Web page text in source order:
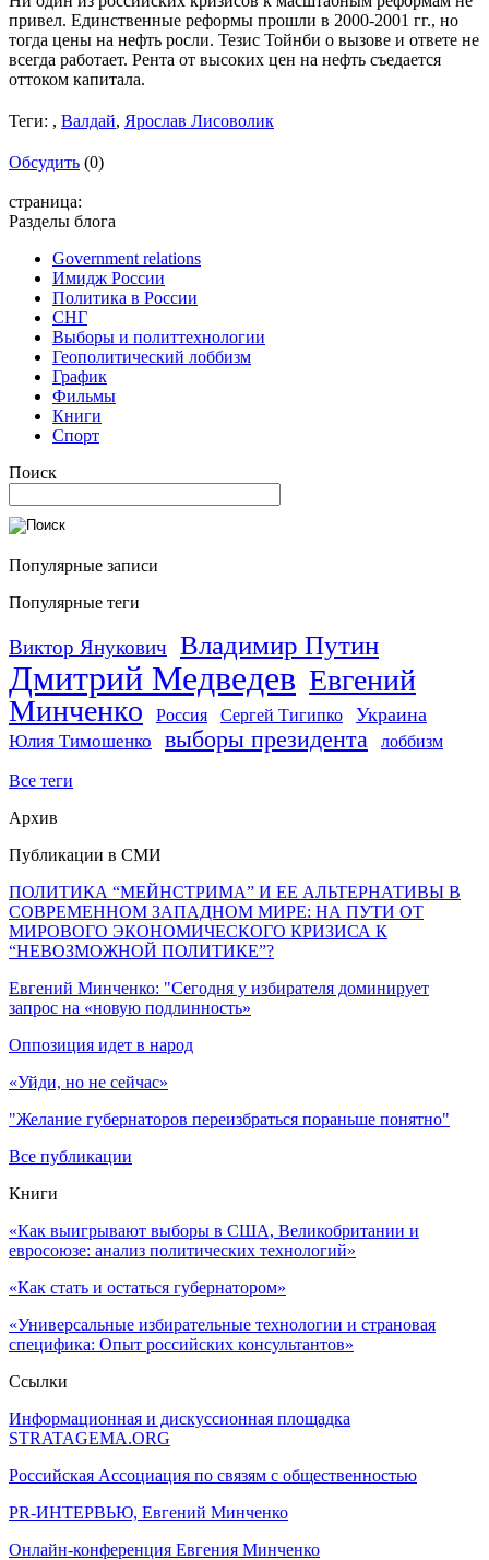
привел. Единственные реформы прошли в 2000-2001 гг., но
тогда цены на нефть росли. Тезис Тойнби о вызове и ответе не
всегда работает. Рента от высоких цен на нефть съедается
оттоком капитала.
Теги: , Валдай, Ярослав Лисоволик
Обсудить (0)
страница:
Разделы блога
Government relations
Имидж России
Политика в России
СНГ
Выборы и политтехнологии
Геополитический лоббизм
График
Фильмы
Книги
Спорт
Поиск
Популярные записи
Популярные теги
Виктор Янукович Владимир Путин
Дмитрий Медведев Евгений
Минченко
Россия Сергей Тигипко Украина
Юлия Тимошенко выборы президента лоббизм
Все теги
Архив
Публикации в СМИ
ПОЛИТИКА “МЕЙНСТРИМА” И ЕЕ АЛЬТЕРНАТИВЫ В
СОВРЕМЕННОМ ЗАПАДНОМ МИРЕ: НА ПУТИ ОТ
МИРОВОГО ЭКОНОМИЧЕСКОГО КРИЗИСА К
“НЕВОЗМОЖНОЙ ПОЛИТИКЕ”?
Евгений Минченко: "Сегодня у избирателя доминирует
запрос на «новую подлинность»
Оппозиция идет в народ
«Уйди, но не сейчас»
"Желание губернаторов переизбраться пораньше понятно"
Все публикации
Книги
«Как выигрывают выборы в США, Великобритании и
евросоюзе: анализ политических технологий»
«Как стать и остаться губернатором»
«Универсальные избирательные технологии и страновая
специфика: Опыт российских консультантов»
Ссылки
Информационная и дискуссионная площадка
STRATAGEMA.ORG
Российская Ассоциация по связям с общественностью
PR-ИНТЕРВЬЮ, Евгений Минченко
Онлайн-конференция Евгения Минченко